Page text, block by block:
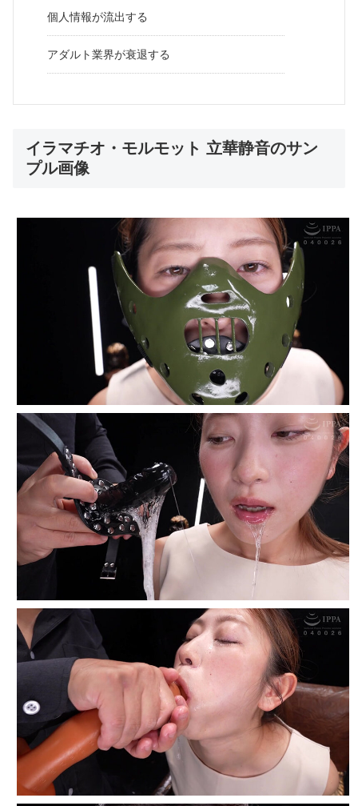
個人情報が流出する
アダルト業界が衰退する
イラマチオ・モルモット 立華静音のサン
プル画像